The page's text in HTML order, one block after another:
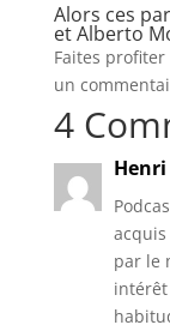
Alors ces
et Alberto
Faites
un
4
Henri
par le
intérêt